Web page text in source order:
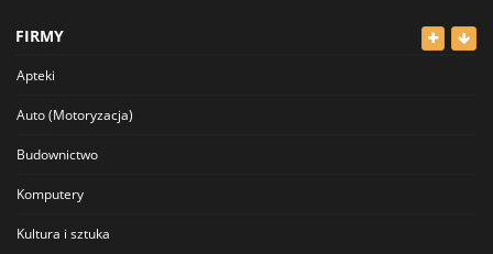
FIRMY
Apteki
Auto (Motoryzacja)
Budownictwo
Komputery
Kultura i sztuka